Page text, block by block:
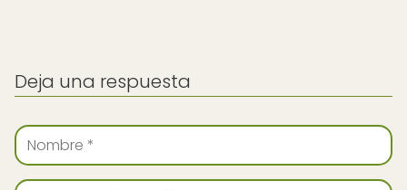
Deja una respuesta